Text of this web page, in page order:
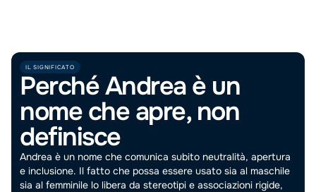
IL SIGNIFICATO
Perché Andrea è un
nome che apre, non
definisce
Andrea è un nome che comunica subito neutralità, apertura
e inclusione. Il fatto che possa essere usato sia al maschile
sia al femminile lo libera da stereotipi e associazioni rigide,